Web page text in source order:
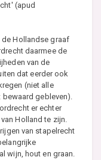
(apud
de Hollandse graaf
daarmee de
van de
dat eerder ook
(niet alle
gebleven).
er echter
Holland te zijn.
van stapelrecht
wijn, hout en graan.